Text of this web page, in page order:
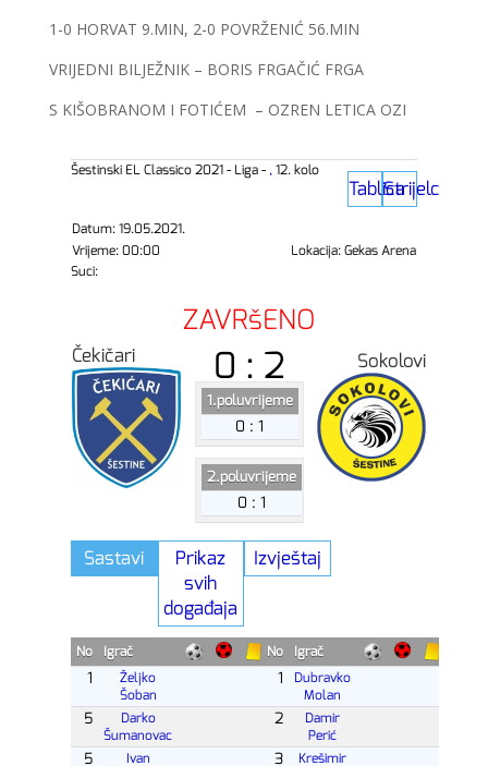
1-0 HORVAT 9.MIN, 2-0 POVRŽENIĆ 56.MIN
VRIJEDNI BILJEŽNIK – BORIS FRGAČIĆ FRGA
S KIŠOBRANOM I FOTIĆEM – OZREN LETICA OZI